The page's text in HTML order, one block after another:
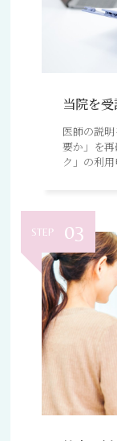
当院を
医師の説
要か」を
ク」の利用
STEP 03